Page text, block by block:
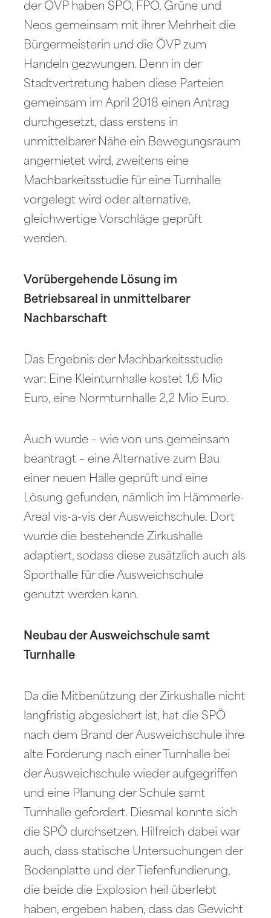
der ÖVP haben SPÖ, FPÖ, Grüne und
Neos gemeinsam mit ihrer Mehrheit die
Bürgermeisterin und die ÖVP zum
Handeln gezwungen. Denn in der
Stadtvertretung haben diese Parteien
gemeinsam im April 2018 einen Antrag
durchgesetzt, dass erstens in
unmittelbarer Nähe ein Bewegungsraum
angemietet wird, zweitens eine
Machbarkeitsstudie für eine Turnhalle
vorgelegt wird oder alternative,
gleichwertige Vorschläge geprüft
werden.
Vorübergehende Lösung im
Betriebsareal in unmittelbarer
Nachbarschaft
Das Ergebnis der Machbarkeitsstudie
war: Eine Kleinturnhalle kostet 1,6 Mio
Euro, eine Normturnhalle 2,2 Mio Euro.
Auch wurde – wie von uns gemeinsam
beantragt – eine Alternative zum Bau
einer neuen Halle geprüft und eine
Lösung gefunden, nämlich im Hämmerle-
Areal vis-a-vis der Ausweichschule. Dort
wurde die bestehende Zirkushalle
adaptiert, sodass diese zusätzlich auch als
Sporthalle für die Ausweichschule
genutzt werden kann.
Neubau der Ausweichschule samt
Turnhalle
Da die Mitbenützung der Zirkushalle nicht
langfristig abgesichert ist, hat die SPÖ
nach dem Brand der Ausweichschule ihre
alte Forderung nach einer Turnhalle bei
der Ausweichschule wieder aufgegriffen
und eine Planung der Schule samt
Turnhalle gefordert. Diesmal konnte sich
die SPÖ durchsetzen. Hilfreich dabei war
auch, dass statische Untersuchungen der
Bodenplatte und der Tiefenfundierung,
die beide die Explosion heil überlebt
haben, ergeben haben, dass das Gewicht